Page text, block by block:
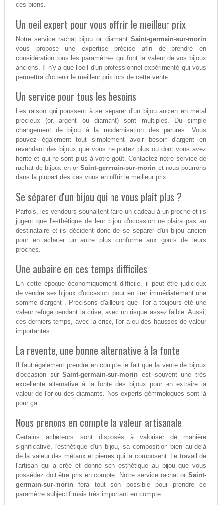
ces biens.
Un oeil expert pour vous offrir le meilleur prix
Notre service rachat bijou or diamantSaint-germain-sur-morin
vous propose une expertise précise afin de prendre en
considération tous les paramètres qui font la valeur de vos bijoux
anciens. Il n'y a que l'oeil d'un professionnel expérimenté qui vous
permettra d'obtenir le meilleur prix lors de cette vente.
Un service pour tous les besoins
Les raison qui poussent à se séparer d'un bijou ancien en métal
précieux (or, argent ou diamant) sont multiples. Du simple
changement de bijou à la modernisation des parures. Vous
pouvez également tout simplement avoir besoin d'argent en
revendant des bijoux que vous ne portez plus ou dont vous avez
hérité et qui ne sont plus à votre goût. Contactez notre service de
rachat de bijoux en orSaint-germain-sur-morin et nous pourrons
dans la plupart des cas vous en offrir le meilleur prix.
Se séparer d'un bijou qui ne vous plait plus ?
Parfois, les vendeurs souhaitent faire un cadeau à un proche et ils
jugent que l'esthétique de leur bijou d'occasion ne plaira pas au
destinataire et ils décident donc de se séparer d'un bijou ancien
pour en acheter un autre plus conforme aux gouts de leurs
proches.
Une aubaine en ces temps difficiles
En cette époque économiquement difficile, il peut être judicieux
de vendre ses bijoux d'occasion pour en tirer immédiatement une
somme d'argent . Précisons d'ailleurs que l'or a toujours été une
valeur refuge pendant la crise, avec un risque assez faible. Aussi,
ces derniers temps, avec la crise, l'or a eu des hausses de valeur
importantes.
La revente, une bonne alternative à la fonte
Il faut également prendre en compte le fait que la vente de bijoux
d'occasion surSaint-germain-sur-morin est souvent une très
excellente alternative à la fonte des bijoux pour en extraire la
valeur de l'or ou des diamants. Nos experts gémmologues sont là
pour ça.
Nous prenons en compte la valeur artisanale
Certains acheteurs sont disposés à valoriser de manière
significative, l'esthétique d'un bijou, sa composition bien au-delà
de la valeur des métaux et pierres qui la composent. Le travail de
l'artisan qui a créé et donné son esthétique au bijou que vous
possédez doit être pris en compte. Notre service rachat orSaint-
germain-sur-morin fera tout son possible pour prendre ce
paramètre subjectif mais très important en compte.